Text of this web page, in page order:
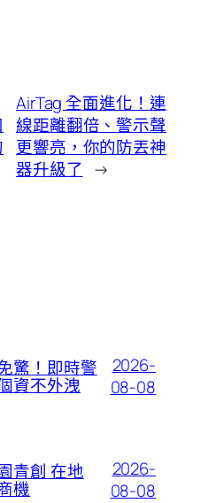
AirTag 全面進化！連
線距離翻倍、警示聲
更響亮，你的防丟神
器升級了 →
驚！即時警
資不外洩
2026-
08-08
青創 在地
機
2026-
08-08